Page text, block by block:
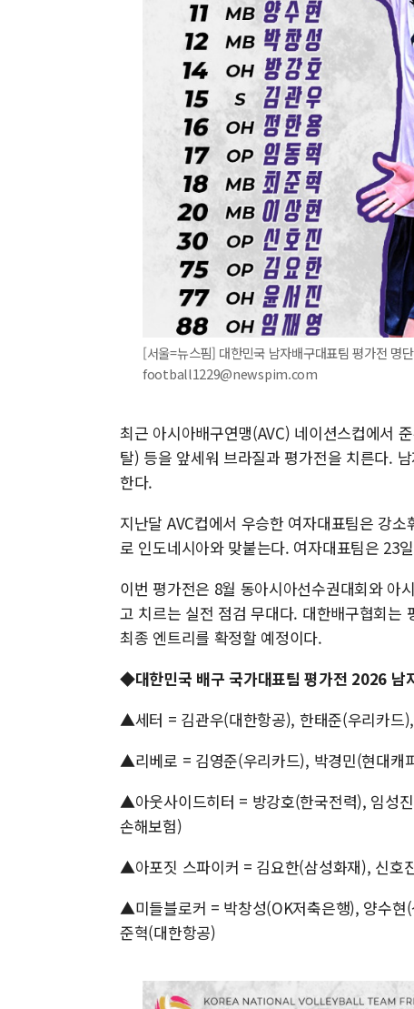
[서울=뉴스핌] 대한민국 남자배구대표팀 평가전
football1229@newspim.com
최근 아시아배구연맹(AVC) 네이션스컵에서
탈) 등을 앞세워 브라질과 평가전을 치른다.
한다.
지난달 AVC컵에서 우승한 여자대표팀은 강
로 인도네시아와 맞붙는다. 여자대표팀은 23
이번 평가전은 8월 동아시아선수권대회와 아
고 치르는 실전 점검 무대다. 대한배구협회는
최종 엔트리를 확정할 예정이다.
◆대한민국 배구 국가대표팀 평가전 2026 남
▲세터 = 김관우(대한항공), 한태준(우리카드
▲리베로 = 김영준(우리카드), 박경민(현대캐
▲아웃사이드히터 = 방강호(한국전력), 임성
손해보험)
▲아포짓 스파이커 = 김요한(삼성화재), 신호
▲미들블로커 = 박창성(OK저축은행), 양수현
준혁(대한항공)